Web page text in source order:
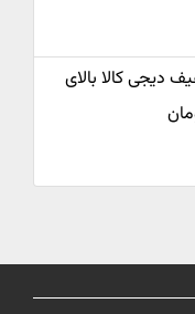
دیجی کالا بالای